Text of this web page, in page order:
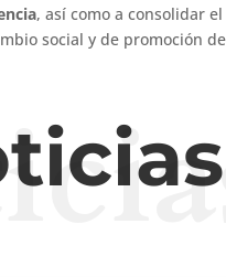
, así como a consolidar
social y de promoción